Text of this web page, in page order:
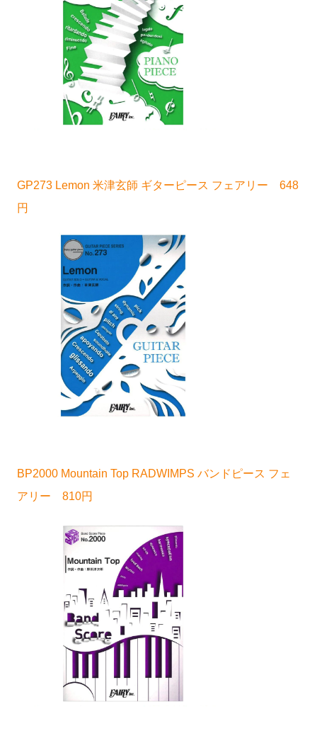
GP273 Lemon 米津玄師 ギターピース フェアリー 648
円
BP2000 Mountain Top RADWIMPS バンドピース フェ
アリー 810円